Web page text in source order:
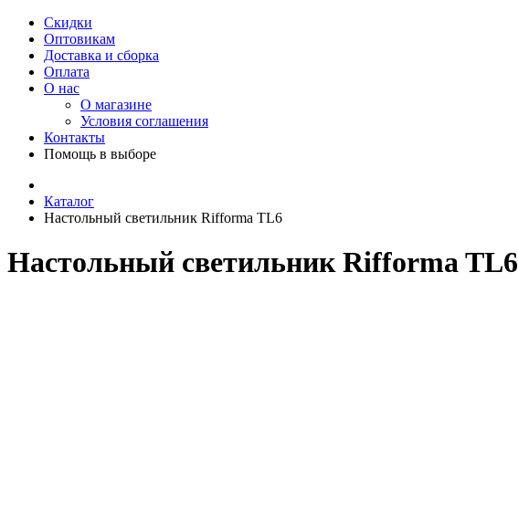
Скидки
Оптовикам
Доставка и сборка
Оплата
О нас
О магазине
Условия соглашения
Контакты
Помощь в выборе
Каталог
Настольный светильник Rifforma TL6
Настольный светильник Rifforma TL6